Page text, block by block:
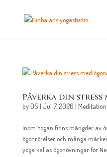
Påverka din
byDS | Jul 7, 2026 |
Inom Yogan finns mängder av
ögonrörelser och många
yoga kallas ögonövningar för